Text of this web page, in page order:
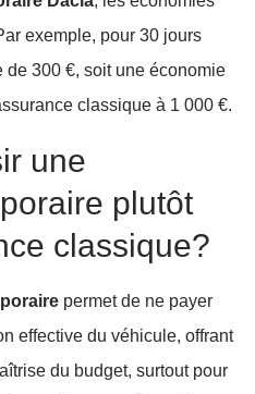
exemple, pour 30 jours
300 €, soit une économie
classique à 1 000 €.
une
plutôt
classique?
permet de ne payer
effective du véhicule, offrant
du budget, surtout pour